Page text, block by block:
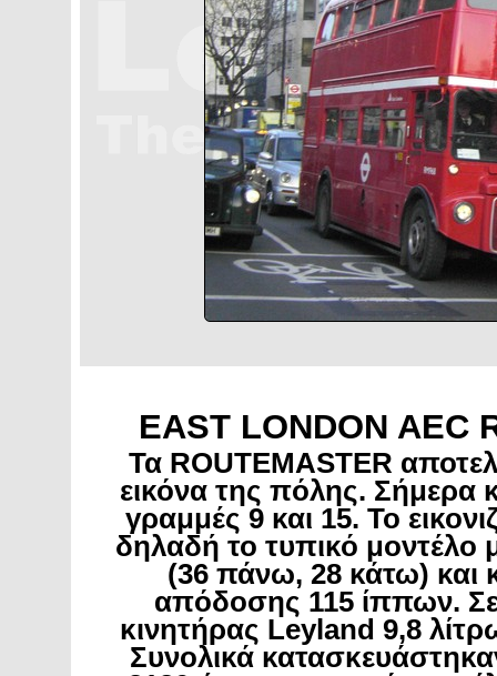
EAST LONDON AEC
Τα ROUTEMASTER
εικόνα της πόλης. Σήμερα
γραμμές 9 και 15. Το
δηλαδή το τυπικό μοντέλο
(36 πάνω, 28 κάτω) και
απόδοσης 115 ίππων. Σε
κινητήρας Leyland 9,8
Συνολικά